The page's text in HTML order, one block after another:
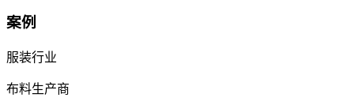
案例
服装行业
布料生产商